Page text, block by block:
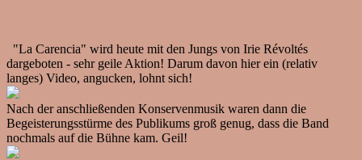
"La Carencia" wird heute mit den Jungs von Irie Révoltés
dargeboten - sehr geile Aktion! Darum davon hier ein (relativ
langes) Video, angucken, lohnt sich!
Nach der anschließenden Konservenmusik waren dann die
Begeisterungsstürme des Publikums groß genug, dass die Band
nochmals auf die Bühne kam. Geil!